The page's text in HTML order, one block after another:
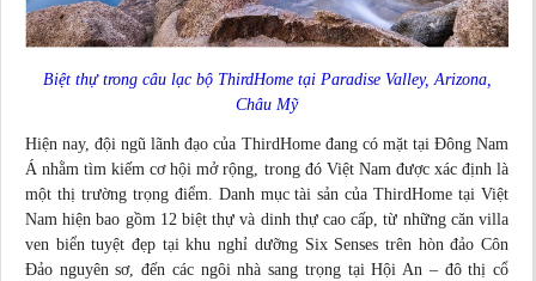
Biệt thự trong câu lạc bộ ThirdHome tại Paradise Valley, Arizona,
Châu Mỹ
Hiện nay, đội ngũ lãnh đạo của ThirdHome đang có mặt tại Đông Nam
Á nhằm tìm kiếm cơ hội mở rộng, trong đó Việt Nam được xác định là
một thị trường trọng điểm. Danh mục tài sản của ThirdHome tại Việt
Nam hiện bao gồm 12 biệt thự và dinh thự cao cấp, từ những căn villa
ven biển tuyệt đẹp tại khu nghỉ dưỡng Six Senses trên hòn đảo Côn
Đảo nguyên sơ, đến các ngôi nhà sang trọng tại Hội An – đô thị cổ